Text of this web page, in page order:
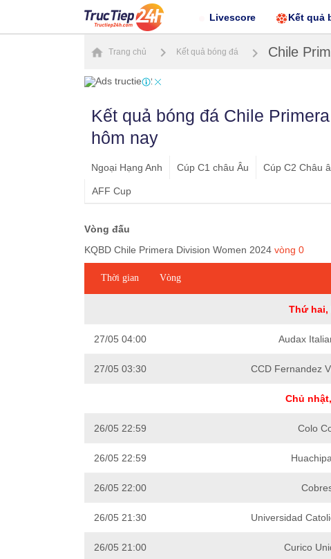
Livescore Kết quả
Trang chủ Kết quả bóng đá Chile
Kết quả bóng đá Chile
hôm nay
Ngoại Hạng Anh Cúp C1 châu Âu Cúp C2 Châu
AFF Cup
Vòng đấu
KQBD Chile Primera Division Women 2024 vòng 0
Thời gian Vòng
Thứ hai,
27/05 04:00 Audax
27/05 03:30 CCD Fernandez
Chủ
26/05 22:59 Colo
26/05 22:59
26/05 22:00
26/05 21:30 Universidad
26/05 21:00 Curico